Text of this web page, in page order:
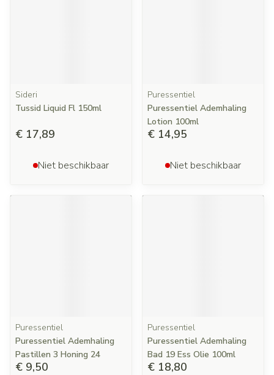
Sideri
Tussid Liquid Fl 150ml
€ 17,89
Niet beschikbaar
Puressentiel
Puressentiel Ademhaling
Lotion 100ml
€ 14,95
Niet beschikbaar
Puressentiel
Puressentiel Ademhaling
Pastillen 3 Honing 24
€ 9,50
Puressentiel
Puressentiel Ademhaling
Bad 19 Ess Olie 100ml
€ 18,80